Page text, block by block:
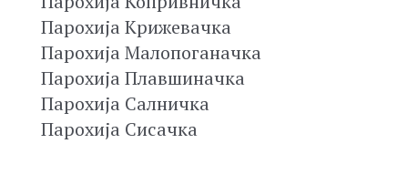
Парохија Крижевачка
Парохија Малопоганачка
Парохија Плавшиначка
Парохија Салничка
Парохија Сисачка